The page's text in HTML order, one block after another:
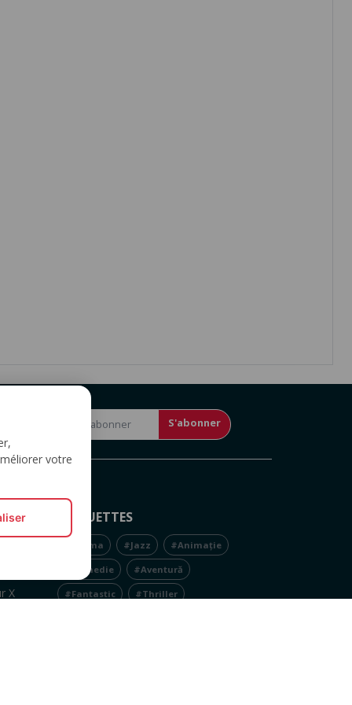
S'abonner
X
ÉTIQUETTES
#Drama #Jazz #Animație
#Comedie #Aventură
#Fantastic #Thriller
votre